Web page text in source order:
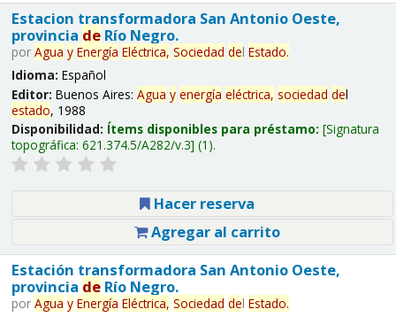
Estacion transformadora San Antonio Oeste,
provincia deRío Negro.
por Agua y Energía Eléctrica, Sociedad del Estado.
Idioma: Español
Editor: Buenos Aires: Agua y energía eléctrica, sociedad del
estado, 1988
Disponibilidad: Ítems disponibles para préstamo: Signatura
topográfica: 621.374.5/A282/v.3 (1).
Hacer reserva
Agregar al carrito
Estación transformadora San Antonio Oeste,
provincia deRío Negro.
por Agua y Energía Eléctrica, Sociedad del Estado.